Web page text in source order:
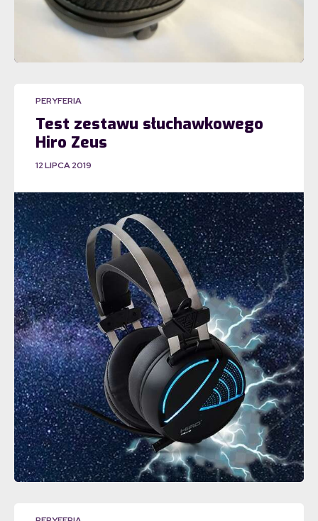
PERYFERIA
Test zestawu słuchawkowego
Hiro Zeus
12 LIPCA 2019